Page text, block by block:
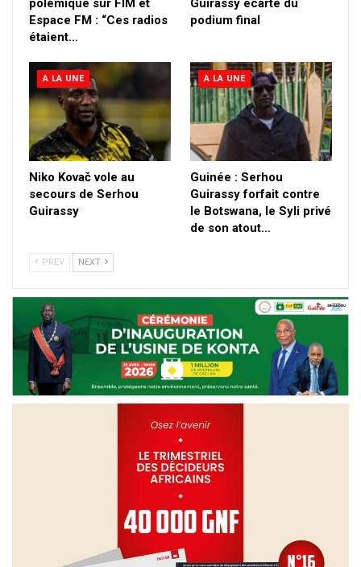
Espace FM : “Ces radios
étaient…
podium final
A LA UNE
Niko Kovač vole au
secours de Serhou
Guirassy
A LA UNE
Guinée : Serhou
Guirassy forfait contre
le Botswana, le Syli privé
de son atout…
PREV NEXT